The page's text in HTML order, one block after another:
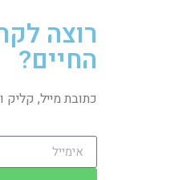
רוצה
החיים?
כתובת מייל, קליק